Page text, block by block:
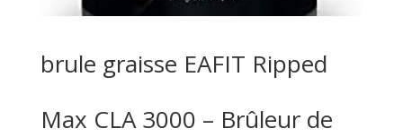
brule graisse EAFIT Ripped
Max CLA 3000 – Brûleur de